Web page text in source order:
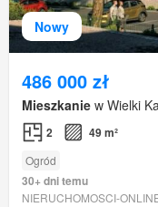
Nowy
486 000 zł
Mieszkanie w Wielki
2 49 m²
Ogród
30+ dni temu
NIERUCHOMOSCI-